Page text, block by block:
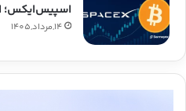
اسپیس‌ایکس؛
14,مرداد,1405